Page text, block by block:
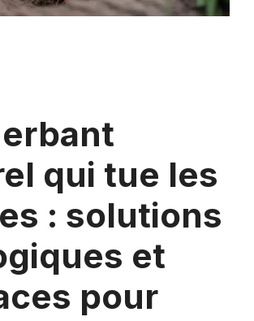
qui tue les
: solutions
et
pour